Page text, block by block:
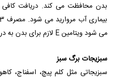
بدن محافظت می کند. دریافت کافی
می شود ویتامین E لازم برای بدن به درستی تأمین شود.
سبزیجات برگ سبز
سبزیجاتی مثل کلم پیچ، اسفناج،